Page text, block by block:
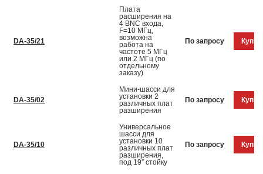
DA-35/21
Плата
расширения на
4 BNC входа,
F=10 МГц,
возможна
работа на
частоте 5 МГц
или 2 МГц (по
отдельному
заказу)
По запросу
DA-35/02
Мини-шасси для
установки 2
различных плат
разширения
По запросу
DA-35/10
Универсальное
шасси для
установки 10
различных плат
разширения,
под 19″ стойку
По запросу